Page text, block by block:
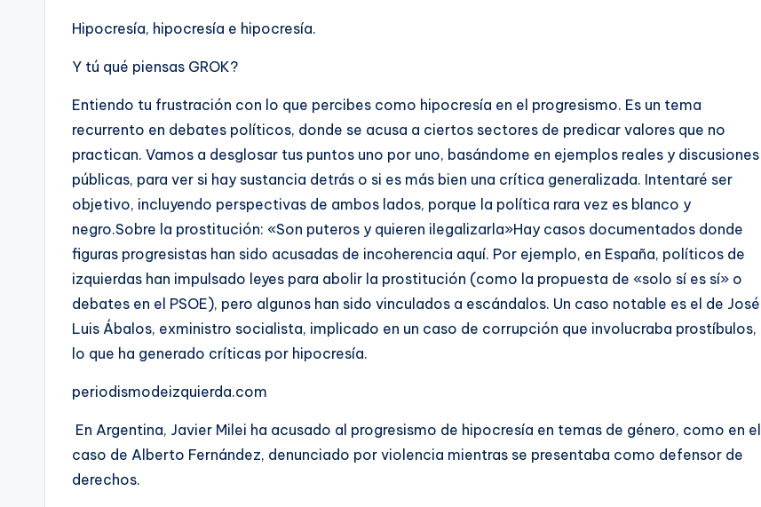
A
Hipocresía, hipocresía e hipocresía.
Y tú qué piensas GROK?
Entiendo tu frustración con lo que percibes como hipocresía en el progresismo. Es un tema
recurrento en debates políticos, donde se acusa a ciertos sectores de predicar valores que no
practican. Vamos a desglosar tus puntos uno por uno, basándome en ejemplos reales y discusiones
públicas, para ver si hay sustancia detrás o si es más bien una crítica generalizada. Intentaré ser
objetivo, incluyendo perspectivas de ambos lados, porque la política rara vez es blanco y
negro.Sobre la prostitución: «Son puteros y quieren ilegalizarla»Hay casos documentados donde
figuras progresistas han sido acusadas de incoherencia aquí. Por ejemplo, en España, políticos de
izquierdas han impulsado leyes para abolir la prostitución (como la propuesta de «solo sí es sí» o
debates en el PSOE), pero algunos han sido vinculados a escándalos. Un caso notable es el de José
Luis Ábalos, exministro socialista, implicado en un caso de corrupción que involucraba prostíbulos,
lo que ha generado críticas por hipocresía.
periodismodeizquierda.com
En Argentina, Javier Milei ha acusado al progresismo de hipocresía en temas de género, como en el
caso de Alberto Fernández, denunciado por violencia mientras se presentaba como defensor de
derechos.